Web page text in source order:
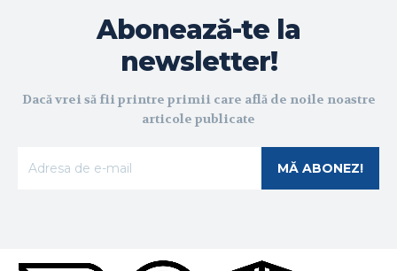
Abonează-te la
newsletter!
Dacă vrei să fii printre primii care află de noile noastre
articole publicate
MĂ ABONEZ!